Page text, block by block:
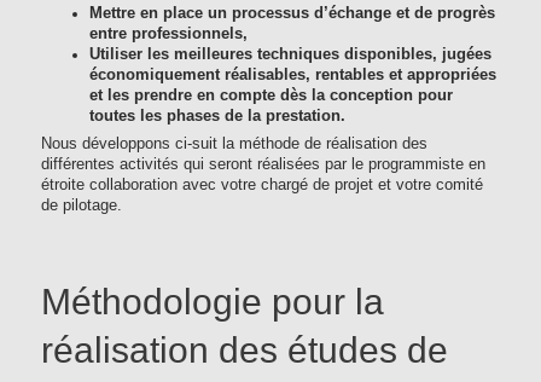
Mettre en place un processus d’échange et de progrès
entre professionnels,
Utiliser les meilleures techniques disponibles, jugées
économiquement réalisables, rentables et appropriées
et les prendre en compte dès la conception pour
toutes les phases de la prestation.
Nous développons ci-suit la méthode de réalisation des
différentes activités qui seront réalisées par le programmiste en
étroite collaboration avec votre chargé de projet et votre comité
de pilotage.
Méthodologie pour la
réalisation des études de